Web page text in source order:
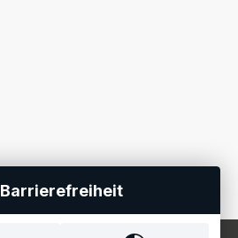
Barrierefreiheit